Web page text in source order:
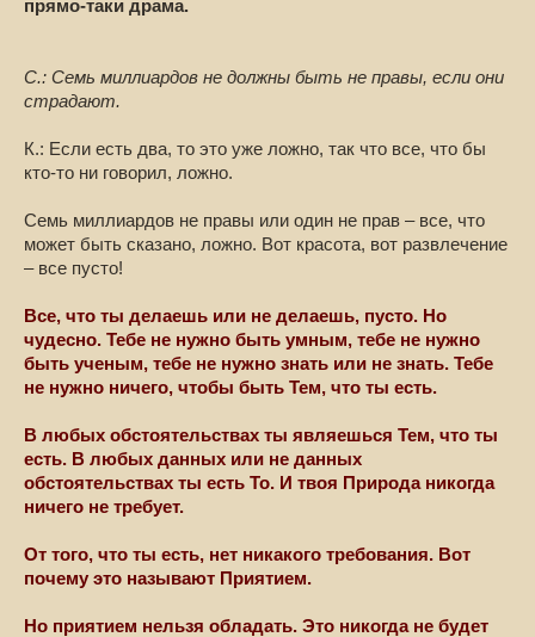
прямо-таки драма.
С.: Семь миллиардов не должны быть не правы, если они
страдают.
К.: Если есть два, то это уже ложно, так что все, что бы
кто-то ни говорил, ложно.
Семь миллиардов не правы или один не прав – все, что
может быть сказано, ложно. Вот красота, вот развлечение
– все пусто!
Все, что ты делаешь или не делаешь, пусто. Но
чудесно. Тебе не нужно быть умным, тебе не нужно
быть ученым, тебе не нужно знать или не знать. Тебе
не нужно ничего, чтобы быть Тем, что ты есть.
В любых обстоятельствах ты являешься Тем, что ты
есть. В любых данных или не данных
обстоятельствах ты есть То. И твоя Природа никогда
ничего не требует.
От того, что ты есть, нет никакого требования. Вот
почему это называют Приятием.
Но приятием нельзя обладать. Это никогда не будет